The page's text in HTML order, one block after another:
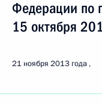
Федерации по
15 октября
21 ноября 2013 года